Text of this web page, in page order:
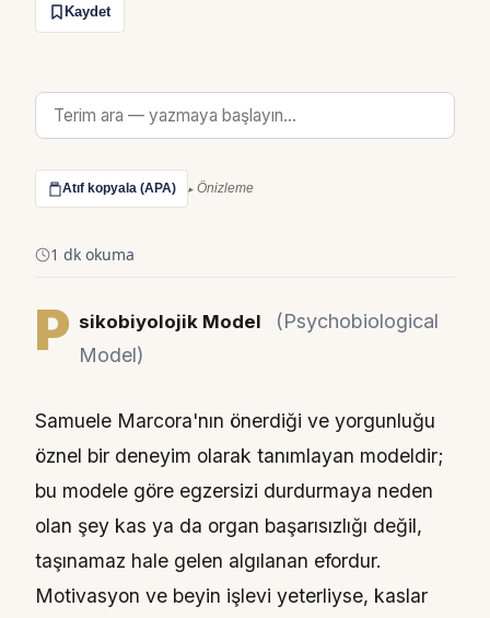
Kaydet
Atıf kopyala (APA) Önizleme
1 dk okuma
P sikobiyolojik Model
(Psychobiological
Model)
Samuele Marcora'nın önerdiği ve yorgunluğu
öznel bir deneyim olarak tanımlayan modeldir;
bu modele göre egzersizi durdurmaya neden
olan şey kas ya da organ başarısızlığı değil,
taşınamaz hale gelen algılanan efordur.
Motivasyon ve beyin işlevi yeterliyse, kaslar